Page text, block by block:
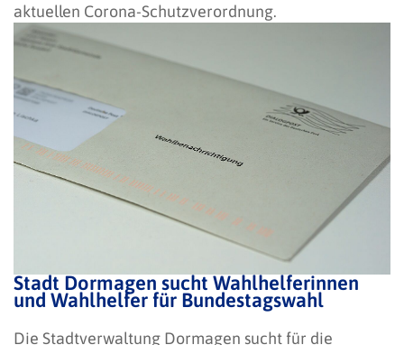
aktuellen Corona-Schutzverordnung.
Stadt Dormagen sucht Wahlhelferinnen
und Wahlhelfer für Bundestagswahl
Die Stadtverwaltung Dormagen sucht für die